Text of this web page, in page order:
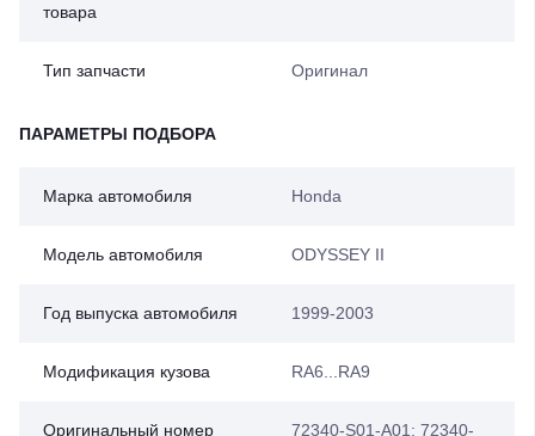
товара
Тип запчасти Оригинал
ПАРАМЕТРЫ ПОДБОРА
Марка автомобиля Honda
Модель автомобиля ODYSSEY II
Год выпуска автомобиля 1999-2003
Модификация кузова RA6...RA9
Оригинальный номер
72340-S01-A01; 72340-